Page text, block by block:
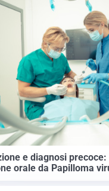
e diagnosi
orale da Papilloma